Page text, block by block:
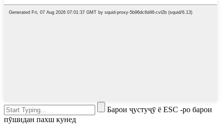
Барои ҷустуҷӯ ё ESC -ро барои
пӯшидан пахш кунед